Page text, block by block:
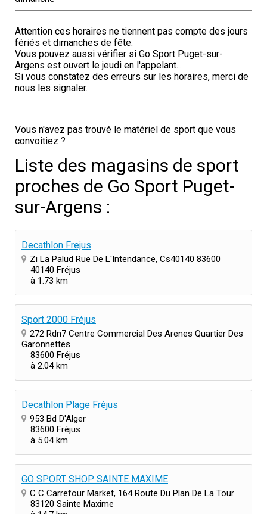
Attention ces horaires ne tiennent pas compte des jours
fériés et dimanches de fête.
Vous pouvez aussi vérifier si Go Sport Puget-sur-
Argens est ouvert le jeudi en l'appelant...
Si vous constatez des erreurs sur les horaires, merci de
nous les signaler.
Vous n'avez pas trouvé le matériel de sport que vous
convoitiez ?
Liste des magasins de sport
proches de Go Sport Puget-
sur-Argens :
Decathlon Frejus
Zi La Palud Rue De L'Intendance, Cs40140 83600
40140 Fréjus
à 1.73 km
Sport 2000 Fréjus
272 Rdn7 Centre Commercial Des Arenes Quartier Des
Garonnettes
83600 Fréjus
à 2.04 km
Decathlon Plage Fréjus
953 Bd D'Alger
83600 Fréjus
à 5.04 km
GO SPORT SHOP SAINTE MAXIME
C C Carrefour Market, 164 Route Du Plan De La Tour
83120 Sainte Maxime